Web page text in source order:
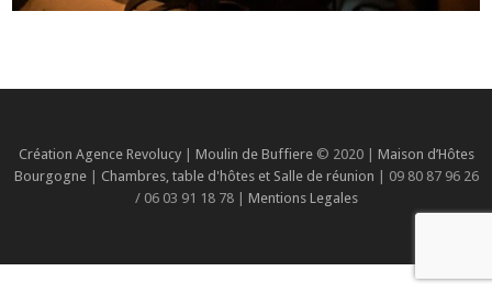
Création Agence Revolucy| Moulin de Buffiere© 2020 | Maison d’Hôtes
Bourgogne| Chambres, table d'hôtes et Salle de réunion
| 09 80 87 96 26
/ 06 03 91 18 78 | Mentions Legales